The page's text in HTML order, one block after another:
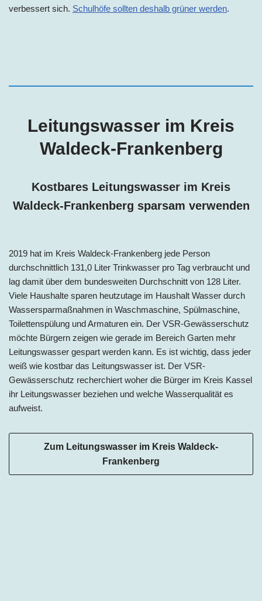
verbessert sich. Schulhöfe sollten deshalb grüner werden.
Leitungswasser im Kreis
Waldeck-Frankenberg
Kostbares Leitungswasser im Kreis
Waldeck-Frankenberg sparsam verwenden
2019 hat im Kreis Waldeck-Frankenberg jede Person
durchschnittlich 131,0 Liter Trinkwasser pro Tag verbraucht und
lag damit über dem bundesweiten Durchschnitt von 128 Liter.
Viele Haushalte sparen heutzutage im Haushalt Wasser durch
Wassersparmaßnahmen in Waschmaschine, Spülmaschine,
Toilettenspülung und Armaturen ein. Der VSR-Gewässerschutz
möchte Bürgern zeigen wie gerade im Bereich Garten mehr
Leitungswasser gespart werden kann. Es ist wichtig, dass jeder
weiß wie kostbar das Leitungswasser ist. Der VSR-
Gewässerschutz recherchiert woher die Bürger im Kreis Kassel
ihr Leitungswasser beziehen und welche Wasserqualität es
aufweist.
Zum Leitungswasser im Kreis Waldeck-
Frankenberg